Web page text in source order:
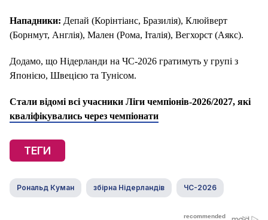
Нападники: Депай (Корінтіанс, Бразилія), Клюйверт
(Борнмут, Англія), Мален (Рома, Італія), Вегхорст (Аякс).
Додамо, що Нідерланди на ЧС-2026 гратимуть у групі з
Японією, Швецією та Тунісом.
Стали відомі всі учасники Ліги чемпіонів-2026/2027, які
кваліфікувались через чемпіонати
ТЕГИ
Рональд Куман збірна Нідерландів ЧС-2026